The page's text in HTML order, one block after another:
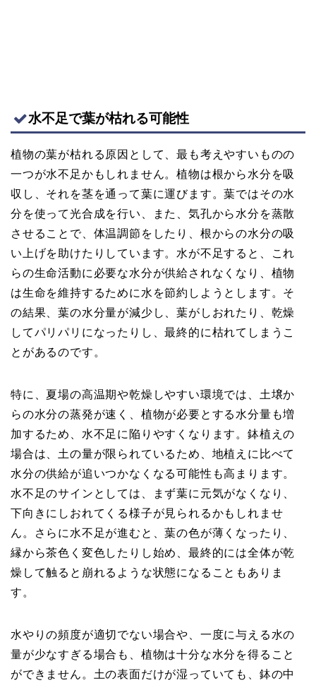
水不足で葉が枯れる可能性
植物の葉が枯れる原因として、最も考えやすいものの
一つが水不足かもしれません。植物は根から水分を吸
収し、それを茎を通って葉に運びます。葉ではその水
分を使って光合成を行い、また、気孔から水分を蒸散
させることで、体温調節をしたり、根からの水分の吸
い上げを助けたりしています。水が不足すると、これ
らの生命活動に必要な水分が供給されなくなり、植物
は生命を維持するために水を節約しようとします。そ
の結果、葉の水分量が減少し、葉がしおれたり、乾燥
してパリパリになったりし、最終的に枯れてしまうこ
とがあるのです。
特に、夏場の高温期や乾燥しやすい環境では、土壌か
らの水分の蒸発が速く、植物が必要とする水分量も増
加するため、水不足に陥りやすくなります。鉢植えの
場合は、土の量が限られているため、地植えに比べて
水分の供給が追いつかなくなる可能性も高まります。
水不足のサインとしては、まず葉に元気がなくなり、
下向きにしおれてくる様子が見られるかもしれませ
ん。さらに水不足が進むと、葉の色が薄くなったり、
縁から茶色く変色したりし始め、最終的には全体が乾
燥して触ると崩れるような状態になることもありま
す。
水やりの頻度が適切でない場合や、一度に与える水の
量が少なすぎる場合も、植物は十分な水分を得ること
ができません。土の表面だけが湿っていても、鉢の中